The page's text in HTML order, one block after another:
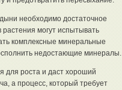
необходимо достаточное
могут испытывать
комплексные минеральные
недостающие минералы.
для роста и даст хороший
а процесс, который требует